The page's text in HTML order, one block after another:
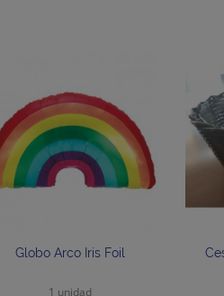
Globo Arco Iris Foil
1 unidad